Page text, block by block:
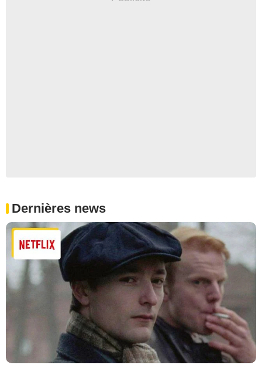
Dernières news